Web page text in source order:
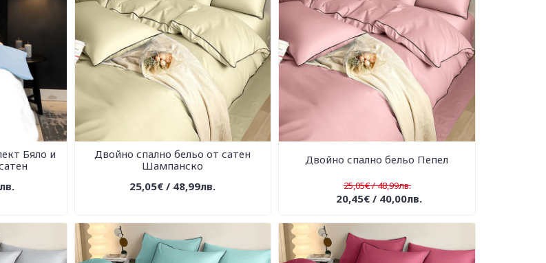
Бяло и
Двойно спално бельо от сатен
Шампанско
25,05€ / 48,99лв.
Двойно спално бельо Пепел
25,05€ / 48,99лв.
20,45€ / 40,00лв.